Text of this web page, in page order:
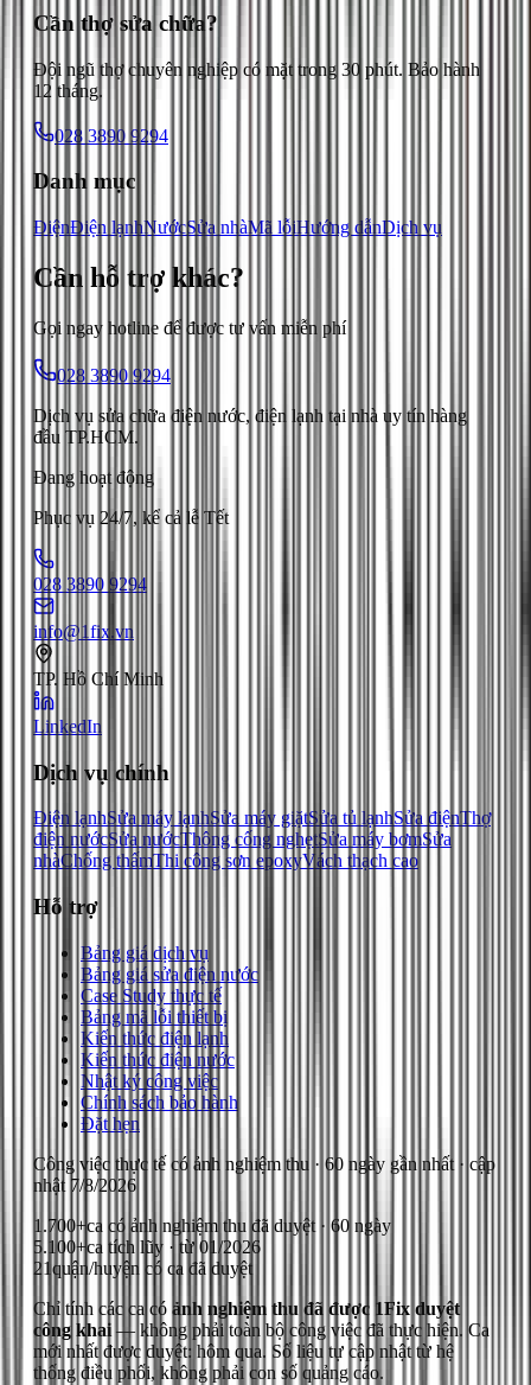
Cần thợ sửa chữa?
Đội ngũ thợ chuyên nghiệp có mặt trong 30 phút. Bảo hành
12 tháng.
028 3890 9294
Danh mục
ĐiệnĐiện lạnhNướcSửa nhàMã lỗiHướng dẫnDịch vụ
Cần hỗ trợ khác?
Gọi ngay hotline để được tư vấn miễn phí
028 3890 9294
Dịch vụ sửa chữa điện nước, điện lạnh tại nhà uy tín hàng
đầu TP.HCM.
Đang hoạt động
Phục vụ 24/7, kể cả lễ Tết
028 3890 9294
info@1fix.vn
TP. Hồ Chí Minh
LinkedIn
Dịch vụ chính
Điện lạnhSửa máy lạnhSửa máy giặtSửa tủ lạnhSửa điệnThợ
điện nướcSửa nướcThông cống nghẹtSửa máy bơmSửa
nhàChống thấmThi công sơn epoxyVách thạch cao
Hỗ trợ
Bảng giá dịch vụ
Bảng giá sửa điện nước
Case Study thực tế
Bảng mã lỗi thiết bị
Kiến thức điện lạnh
Kiến thức điện nước
Nhật ký công việc
Chính sách bảo hành
Đặt hẹn
Công việc thực tế có ảnh nghiệm thu · 60 ngày gần nhất · cập
nhật 7/8/2026
1.700+ca có ảnh nghiệm thu đã duyệt · 60 ngày
5.100+ca tích lũy · từ 01/2026
21quận/huyện có ca đã duyệt
Chỉ tính các ca có ảnh nghiệm thu đã được 1Fix duyệt
công khai — không phải toàn bộ công việc đã thực hiện. Ca
mới nhất được duyệt: hôm qua. Số liệu tự cập nhật từ hệ
thống điều phối, không phải con số quảng cáo.